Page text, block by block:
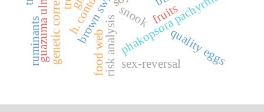
phakopsora pachyrhizi
risk analysis
brown swisssnook
quality eggs
fruits
ruminants food web sex-reversal